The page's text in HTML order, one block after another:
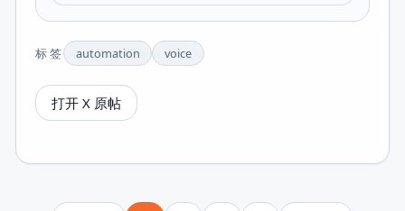
标签 automation voice
打开 X 原帖